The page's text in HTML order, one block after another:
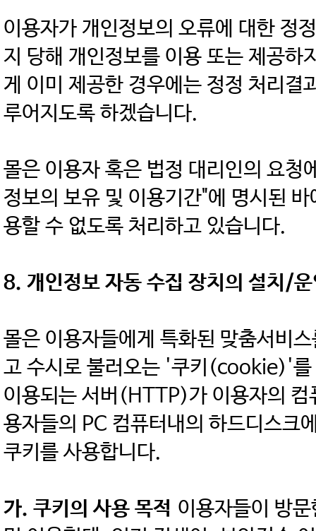
이용자가 개인정보의 오류에 대한 정
지 당해 개인정보를 이용 또는 제공
게 이미 제공한 경우에는 정정 처리
루어지도록 하겠습니다.
몰은 이용자 혹은 법정 대리인의 요
정보의 보유 및 이용기간"에 명시된
용할 수 없도록 처리하고 있습니다.
8. 개인정보 자동 수집 장치의 설치/
몰은 이용자들에게 특화된 맞춤서비
고 수시로 불러오는 '쿠키(cookie)'를
이용되는 서버(HTTP)가 이용자의 컴
용자들의 PC 컴퓨터내의 하드디스크
쿠키를 사용합니다.
가. 쿠키의 사용 목적 이용자들이 방